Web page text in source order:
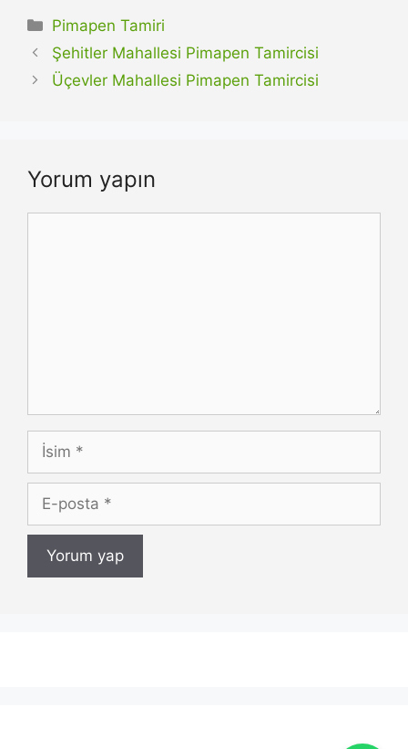
Kategoriler
Pimapen Tamiri
Şehitler Mahallesi Pimapen Tamircisi
Üçevler Mahallesi Pimapen Tamircisi
Yorum yapın
İsim
posta